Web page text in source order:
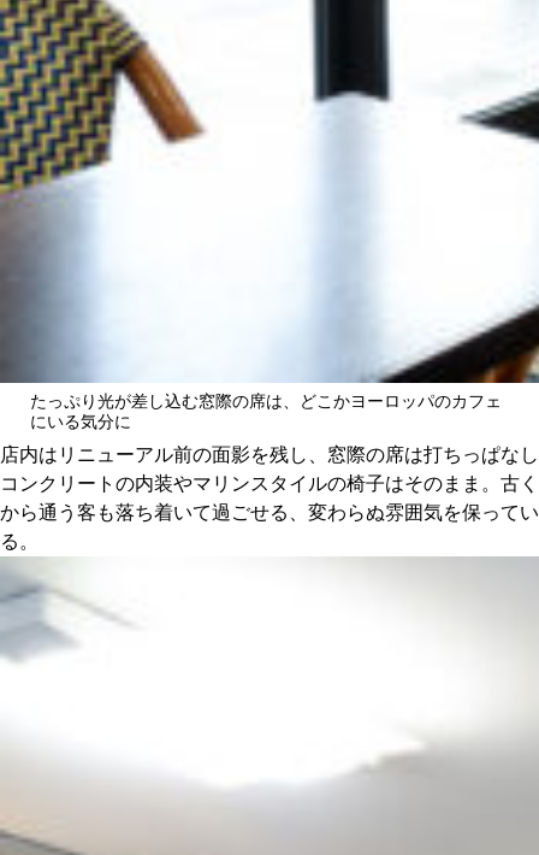
たっぷり光が差し込む窓際の席は、どこかヨーロッパのカフェ
にいる気分に
店内はリニューアル前の面影を残し、窓際の席は打ちっぱなし
コンクリートの内装やマリンスタイルの椅子はそのまま。古く
から通う客も落ち着いて過ごせる、変わらぬ雰囲気を保ってい
る。